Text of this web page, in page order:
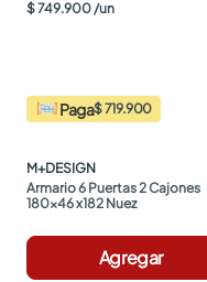
$749.900 /un
Paga$ 719.900
M+DESIGN
Armario 6 Puertas 2 Cajones
180x46 x182 Nuez
Agregar